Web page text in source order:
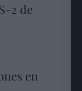
2 de
en